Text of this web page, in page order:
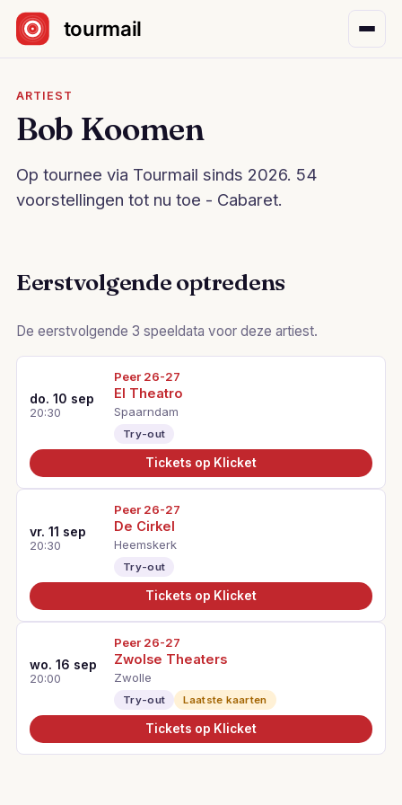
Sla navigatie over
ARTIEST
Bob Koomen
Op tournee via Tourmail sinds 2026. 54
voorstellingen tot nu toe - Cabaret.
Eerstvolgende optredens
De eerstvolgende 3 speeldata voor deze artiest.
do. 10 sep
20:30
Peer 26-27
El Theatro
Spaarndam
Try-out
Tickets op Klicket
vr. 11 sep
20:30
Peer 26-27
De Cirkel
Heemskerk
Try-out
Tickets op Klicket
wo. 16 sep
20:00
Peer 26-27
Zwolse Theaters
Zwolle
Try-out Laatste kaarten
Tickets op Klicket